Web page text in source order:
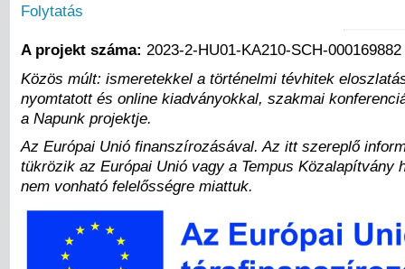
Folytatás
A projekt száma: 2023-2-HU01-KA210-SCH-000169882
Közös múlt: ismeretekkel a történelmi tévhitek
nyomtatott és online kiadványokkal, szakmai
a Napunk projektje.
Az Európai Unió finanszírozásával. Az itt szereplő
tükrözik az Európai Unió vagy a Tempus
nem vonható felelősségre miattuk.